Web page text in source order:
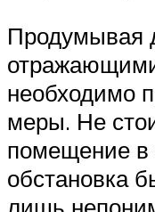
Продумывая
необходимо
меры. Не
помещение в
обстановка